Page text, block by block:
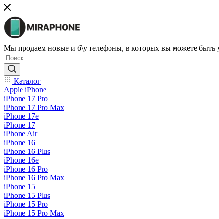
Мы продаем новые и б\у телефоны, в которых вы можете быть
Каталог
Apple iPhone
iPhone 17 Pro
iPhone 17 Pro Max
iPhone 17e
iPhone 17
iPhone Air
iPhone 16
iPhone 16 Plus
iPhone 16e
iPhone 16 Pro
iPhone 16 Pro Max
iPhone 15
iPhone 15 Plus
iPhone 15 Pro
iPhone 15 Pro Max